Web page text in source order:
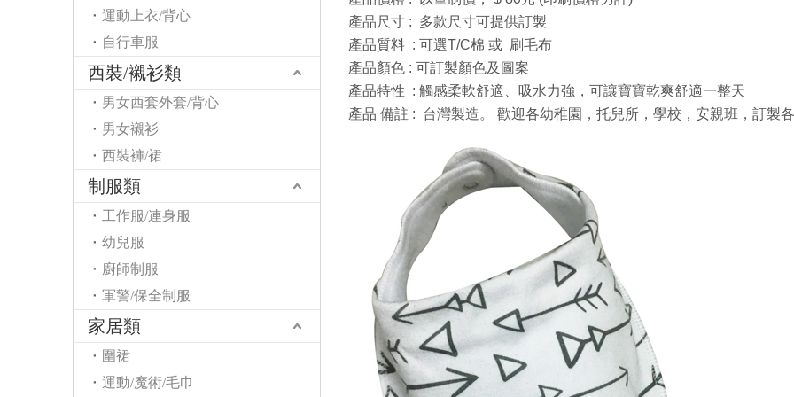
運動上衣/背心
自行車服
西裝/襯衫類
男女西套外套/背心
男女襯衫
西裝褲/裙
制服類
工作服/連身服
幼兒服
廚師制服
軍警/保全制服
家居類
圍裙
運動/魔術/毛巾
產品尺寸 : 多款尺寸可提供訂製
產品質料 : 可選T/C棉 或 刷毛布
產品顏色 : 可訂製顏色及圖案
產品特性 : 觸感柔軟舒適、吸水力強，可讓寶寶乾爽舒適一整天
產品 備註 : 台灣製造。 歡迎各幼稚園，托兒所，學校，安親班，訂製